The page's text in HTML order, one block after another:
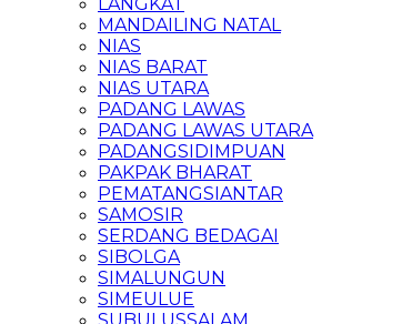
MANDAILING NATAL
NIAS
NIAS BARAT
NIAS UTARA
PADANG LAWAS
PADANG LAWAS UTARA
PADANGSIDIMPUAN
PAKPAK BHARAT
PEMATANGSIANTAR
SAMOSIR
SERDANG BEDAGAI
SIBOLGA
SIMALUNGUN
SIMEULUE